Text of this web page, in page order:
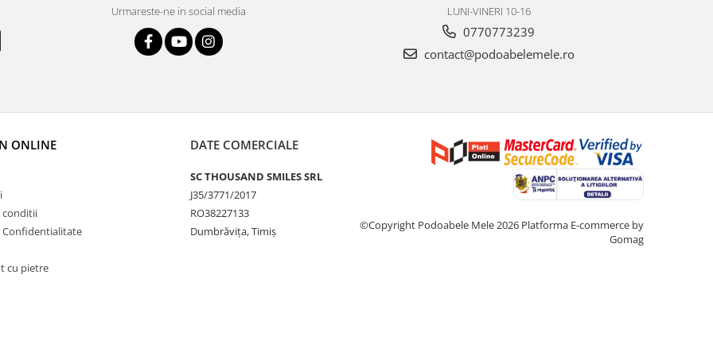
Urmareste-ne in social media LUNI-VINERI 10-16
0770773239
contact@podoabelemele.ro
ONLINE
conditii
Confidentialitate
cu pietre
DATE COMERCIALE
SC THOUSAND SMILES SRL
J35/3771/2017
RO38227133
Dumbrăvița, Timiș
©Copyright Podoabele Mele 2026 Platforma E-commerce by
Gomag